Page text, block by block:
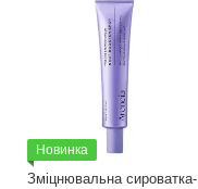
Новинка
Зміцнювальна сироватка-